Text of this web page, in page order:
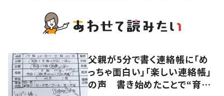
父親が5分で書く連絡帳に「め
っちゃ面白い」「楽しい連絡帳」
の声 書き始めたことで“育児